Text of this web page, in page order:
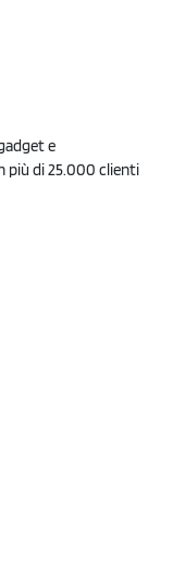
e
più di 25.000 clienti